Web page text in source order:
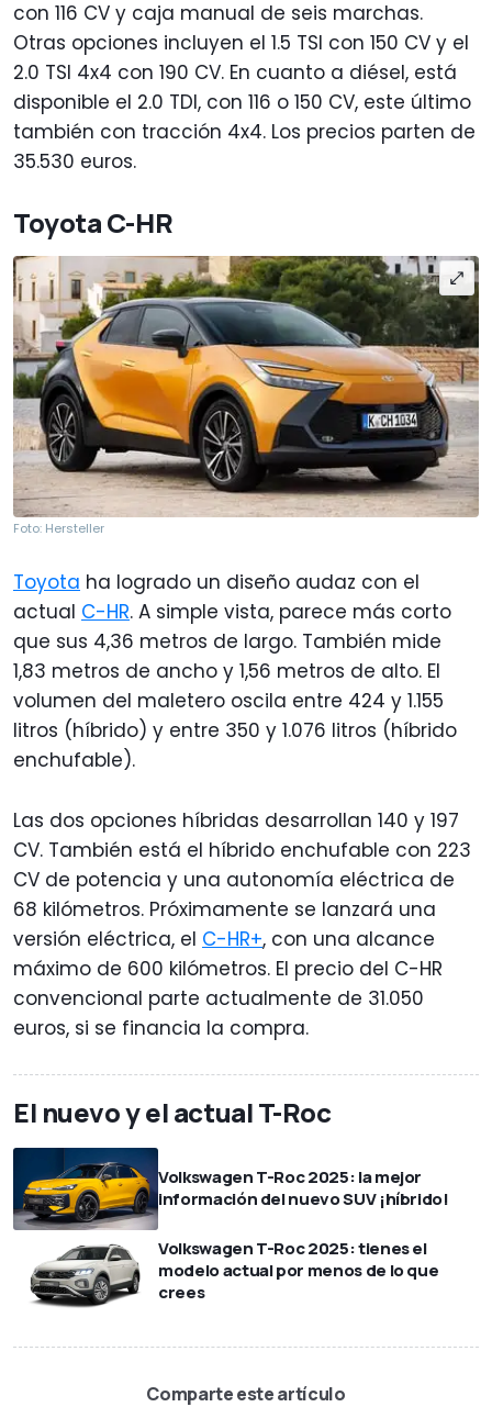
con 116 CV y caja manual de seis marchas.
Otras opciones incluyen el 1.5 TSI con 150 CV y ​​el
2.0 TSI 4x4 con 190 CV. En cuanto a diésel, está
disponible el 2.0 TDI, con 116 o 150 CV, este último
también con tracción 4x4. Los precios parten de
35.530 euros.
Toyota C-HR
Foto: Hersteller
Toyota ha logrado un diseño audaz con el
actual C-HR. A simple vista, parece más corto
que sus 4,36 metros de largo. También mide
1,83 metros de ancho y 1,56 metros de alto. El
volumen del maletero oscila entre 424 y 1.155
litros (híbrido) y entre 350 y 1.076 litros (híbrido
enchufable).
Las dos opciones híbridas desarrollan 140 y 197
CV. También está el híbrido enchufable con 223
CV de potencia y una autonomía eléctrica de
68 kilómetros. Próximamente se lanzará una
versión eléctrica, el C-HR+, con una alcance
máximo de 600 kilómetros. El precio del C-HR
convencional parte actualmente de 31.050
euros, si se financia la compra.
El nuevo y el actual T-Roc
Volkswagen T-Roc 2025: la mejor
información del nuevo SUV ¡híbrido!
Volkswagen T-Roc 2025: tienes el
modelo actual por menos de lo que
crees
Comparte este artículo